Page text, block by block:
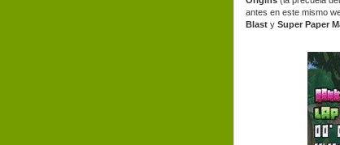
antes en este mismo
Blast y Super Paper